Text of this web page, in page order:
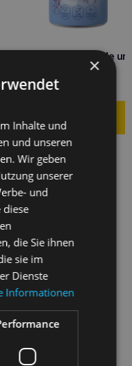
Holista Taurin für Hunde
11,60€
×
Inhalte und
und unseren
Wir geben
unserer
und
diese
die Sie ihnen
sie im
Dienste
Informationen